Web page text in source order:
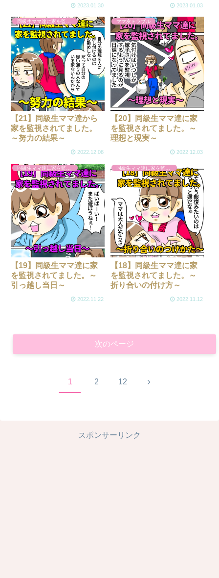
2023.01.30 2023.01.03
【21】同級生ママ達から
家を監視されてました。
～努力の結果～
2022.12.08
ママ友トラブル
【20】同級生ママ達に家
を監視されてました。～
理想と現実～
2022.12.03
【19】同級生ママ達に家
を監視されてました。～
引っ越し当日～
2022.11.22
【18】同級生ママ達に家
を監視されてました。～
折り合いの付け方～
2022.11.12
次のページ
1 2 12 次
スポンサーリンク